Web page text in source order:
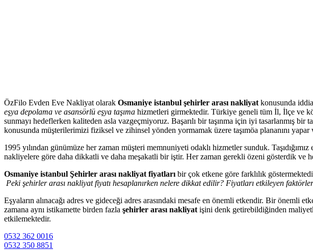
ÖzFilo Evden Eve Nakliyat olarak Osmaniye istanbul şehirler arası nakliyat konusunda
eşya depolama ve asansörlü eşya taşıma hizmetleri girmektedir. Türkiye geneli tüm İl, İlçe ve
sunmayı hedeflerken kaliteden asla vazgeçmiyoruz. Başarılı bir taşınma için iyi tasarlanmış
konusunda müşterilerimizi fiziksel ve zihinsel yönden yormamak üzere taşımöa plananını yapar
1995 yılından günümüze her zaman müşteri memnuniyeti odaklı hizmetler sunduk.
nakliyelere göre daha dikkatli ve daha meşakatli bir iştir. Her zaman gerekli özeni gösterdik
Osmaniye istanbul Şehirler arası nakliyat fiyatları bir çok etkene göre farklılık
Peki şehirler arası nakliyat fiyatı hesaplanırken nelere dikkat edilir? Fiyatları etkileyen
Eşyaların alınacağı adres ve gideceği adres arasındaki mesafe en önemli etkendir. Bir önemli
zamana aynı istikamette birden fazla şehirler arası nakliyat işini denk getirebildiğinden
etkilemektedir.
0532 362 0016
0532 350 8851